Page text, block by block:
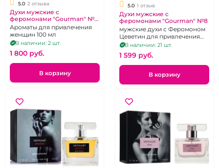
5.0 2 отзыва
Духи мужские с
феромонами "Gourman" №3
100 мл
Ароматы для привлечения
женщин 100 мл
В наличии: 2 шт.
1 800 pуб.
В корзину
5.0 1 отзыв
Духи мужские с
феромонами "Gourman" №8
мужские духи с Феромоном
Цеветин для привлечения
женщин, 100 мл
В наличии: 21 шт.
1 599 pуб.
В корзину